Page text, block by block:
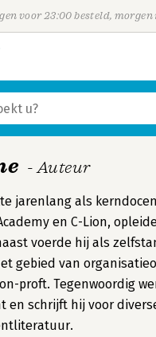
voor 23:00 besteld,
- Auteur
jarenlang als
en C-Lion,
voerde hij als
gebied van
proft. Tegenwoordig
en schrijft hij voor